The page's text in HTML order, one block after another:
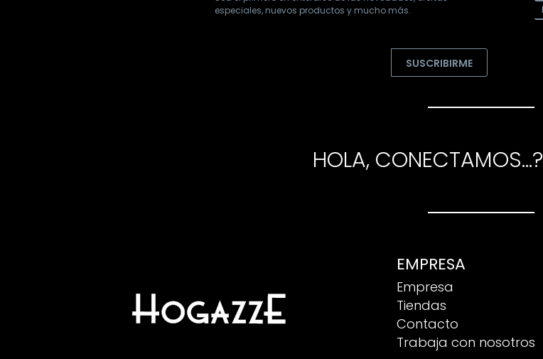
EMPRESA
Empresa
Tiendas
Contacto
Trabaja con nosotros
especiales, nuevos productos y mucho más.
SUSCRIBIRME
HOLA, CONECTAMOS...?